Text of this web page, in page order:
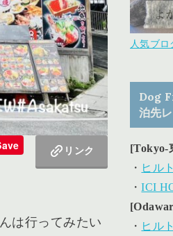
リンク
は行ってみたい
人気ブ
Dog
泊先
[Tokyo-
・ ヒル
・ICI
・ ヒル